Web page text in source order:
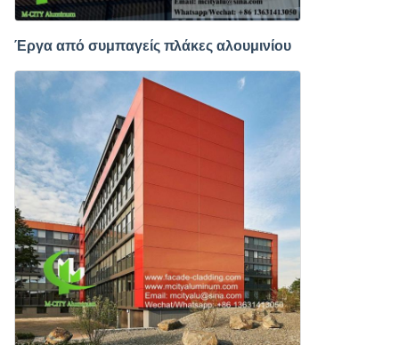
Έργα από συμπαγείς πλάκες αλουμινίου